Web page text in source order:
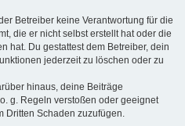
Betreiber keine Verantwortung für die
die er nicht selbst erstellt hat oder die
hat. Du gestattest dem Betreiber, dein
jederzeit zu löschen oder zu
hinaus, deine Beiträge
g. Regeln verstoßen oder geeignet
Dritten Schaden zuzufügen.